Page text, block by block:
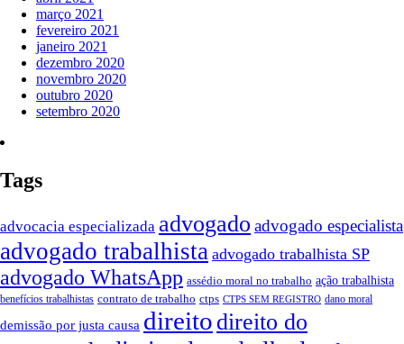
março 2021
fevereiro 2021
janeiro 2021
dezembro 2020
novembro 2020
outubro 2020
setembro 2020
Tags
advocacia especializada advogado advogado especialista
advogado trabalhista advogado trabalhista SP
advogado WhatsApp assédio moral no trabalho ação trabalhista
benefícios trabalhistas contrato de trabalho ctps CTPS SEM REGISTRO dano moral
demissão por justa causa direito direito do